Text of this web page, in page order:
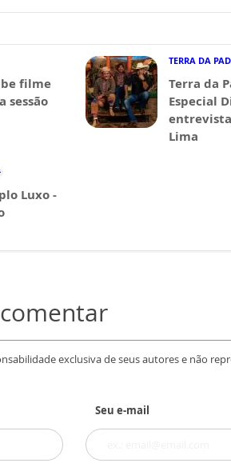
filme
sessão
TERRA DA
Terra da
Especial
Lima
Luxo -
exclusiva de seus autores e não
Seu e-mail